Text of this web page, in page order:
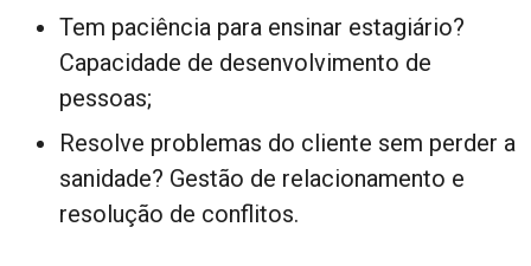
Tem paciência para ensinar estagiário?
Capacidade de desenvolvimento de
pessoas;
Resolve problemas do cliente sem perder a
sanidade? Gestão de relacionamento e
resolução de conflitos.